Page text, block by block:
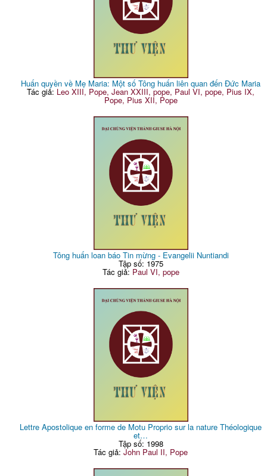
Huấn quyền về Mẹ Maria: Một số Tông huấn liên quan đến Đức Maria
Tác giả: Leo XIII, Pope, Jean XXIII, pope, Paul VI, pope, Pius IX,
Pope, Pius XII, Pope
Tông huấn loan báo Tin mừng - Evangelii Nuntiandi
Tập số: 1975
Tác giả: Paul VI, pope
Lettre Apostolique en forme de Motu Proprio sur la nature Théologique
et…
Tập số: 1998
Tác giả:John Paul II, Pope